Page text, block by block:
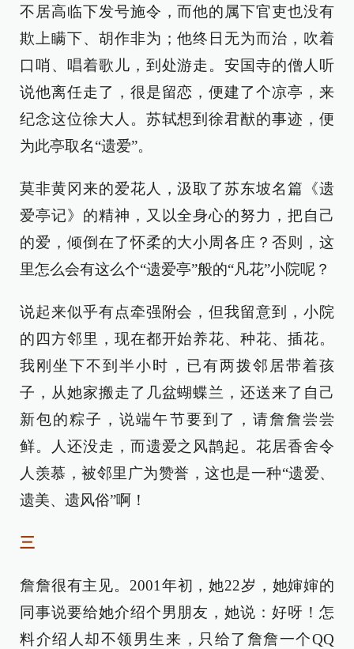
不居高临下发号施令，而他的属下官吏也没有
欺上瞒下、胡作非为；他终日无为而治，吹着
口哨、唱着歌儿，到处游走。安国寺的僧人听
说他离任走了，很是留恋，便建了个凉亭，来
纪念这位徐大人。苏轼想到徐君猷的事迹，便
为此亭取名“遗爱”。
莫非黄冈来的爱花人，汲取了苏东坡名篇《遗
爱亭记》的精神，又以全身心的努力，把自己
的爱，倾倒在了怀柔的大小周各庄？否则，这
里怎么会有这么个“遗爱亭”般的“凡花”小院呢？
说起来似乎有点牵强附会，但我留意到，小院
的四方邻里，现在都开始养花、种花、插花。
我刚坐下不到半小时，已有两拨邻居带着孩
子，从她家搬走了几盆蝴蝶兰，还送来了自己
新包的粽子，说端午节要到了，请詹詹尝尝
鲜。人还没走，而遗爱之风鹊起。花居香舍令
人羡慕，被邻里广为赞誉，这也是一种“遗爱、
遗美、遗风俗”啊！
三
詹詹很有主见。2001年初，她22岁，她婶婶的
同事说要给她介绍个男朋友，她说：好呀！怎
料介绍人却不领男生来，只给了詹詹一个QQ